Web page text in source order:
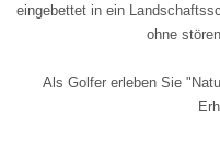
eingebettet in ein
ohne
Als Golfer erleben Sie